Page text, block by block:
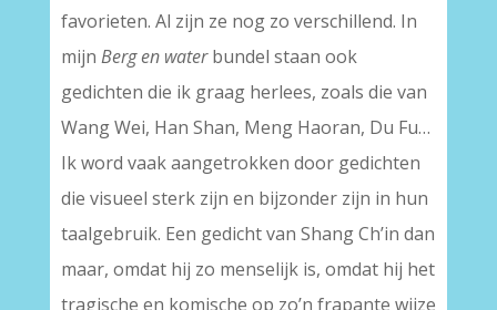
favorieten. Al zijn ze nog zo verschillend. In
mijn Berg en waterbundel staan ook
gedichten die ik graag herlees, zoals die van
Wang Wei, Han Shan, Meng Haoran, Du Fu…
Ik word vaak aangetrokken door gedichten
die visueel sterk zijn en bijzonder zijn in hun
taalgebruik. Een gedicht van Shang Ch’in dan
maar, omdat hij zo menselijk is, omdat hij het
tragische en komische op zo’n frapante wijze